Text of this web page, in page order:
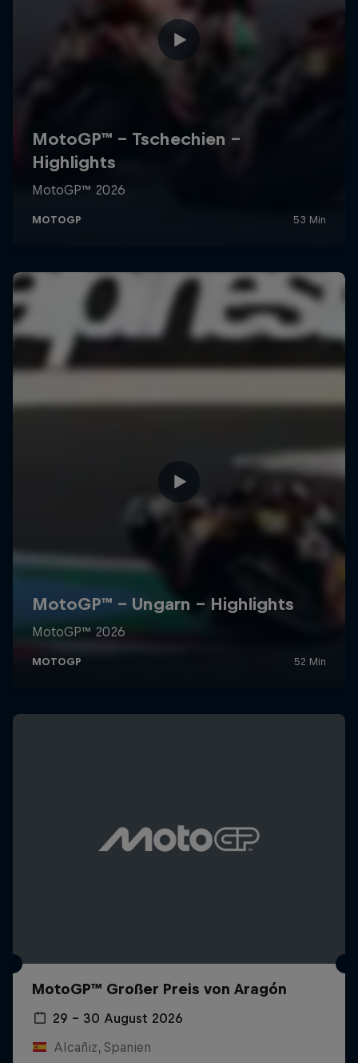
MotoGP™ Großer Preis von Aragón
29 – 30 August 2026
Alcañiz, Spanien